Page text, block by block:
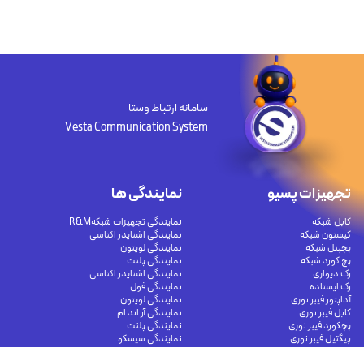
سامانه ارتباط وستا
Vesta Communication System
تجهیزات پسیو
کابل شبکه
کیستون شبکه
پچپنل شبکه
پچ کورد شبکه
رک دیواری
رک ایستاده
آداپتور فیبر نوری
کابل فیبر نوری
پچکورد فیبر نوری
پیگتیل فیبر نوری
نمایندگی ها
نمایندگی تجهیزات شبکهR&M
نمایندگی اشنایدر اکتاسی
نمایندگی لویتون
نمایندگی پلنت
نمایندگی اشنایدر اکتاسی
نمایندگی فول
نمایندگی لویتون
نمایندگی آر اند ام
نمایندگی پلنت
نمایندگی سیسکو